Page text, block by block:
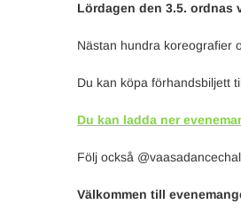
Lördagen den 3.5. ordnas
Nästan hundra koreografier
Du kan köpa förhandsbiljett
Du kan ladda ner
Följ också
Välkommen till